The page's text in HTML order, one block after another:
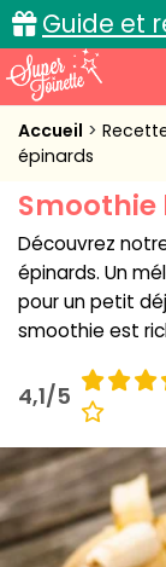
Guide et
Accueil
Cuisine
L'actu cuisine
Accueil
épinards
Découvrez
épinards. Un
pour un petit
smoothie est
4,1/5